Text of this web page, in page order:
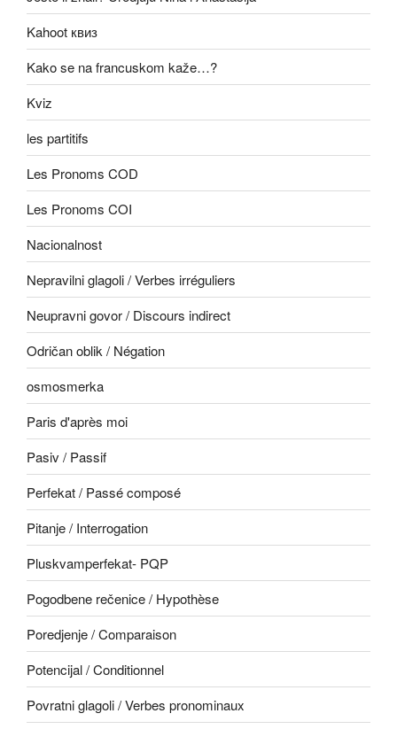
Kahoot квиз
Kako se na francuskom kaže…?
Kviz
les partitifs
Les Pronoms COD
Les Pronoms COI
Nacionalnost
Nepravilni glagoli / Verbes irréguliers
Neupravni govor / Discours indirect
Odričan oblik / Négation
osmosmerka
Paris d'après moi
Pasiv / Passif
Perfekat / Passé composé
Pitanje / Interrogation
Pluskvamperfekat- PQP
Pogodbene rečenice / Hypothèse
Poredjenje / Comparaison
Potencijal / Conditionnel
Povratni glagoli / Verbes pronominaux